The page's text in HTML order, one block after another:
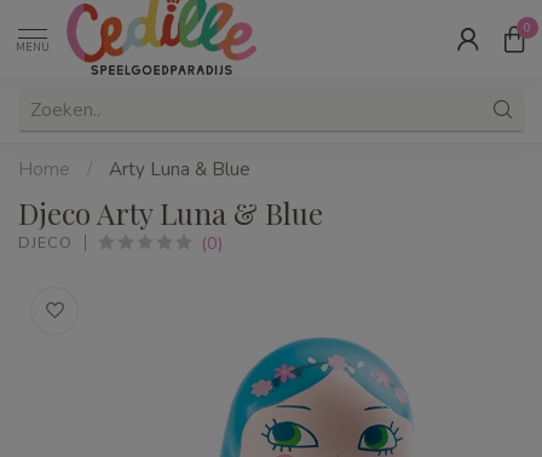
MENU
0
Home / Arty Luna & Blue
Djeco Arty Luna & Blue
DJECO (0)